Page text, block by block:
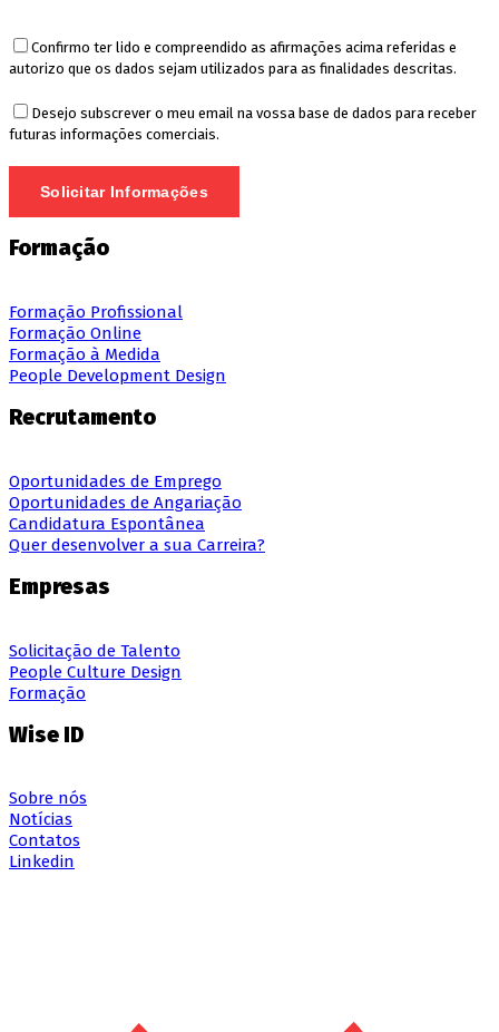
Confirmo ter lido e compreendido as afirmações acima referidas e
autorizo que os dados sejam utilizados para as finalidades descritas.
Desejo subscrever o meu email na vossa base de dados para receber
futuras informações comerciais.
Formação
Formação Profissional
Formação Online
Formação à Medida
People Development Design
Recrutamento
Oportunidades de Emprego
Oportunidades de Angariação
Candidatura Espontânea
Quer desenvolver a sua Carreira?
Empresas
Solicitação de Talento
People Culture Design
Formação
Wise ID
Sobre nós
Notícias
Contatos
Linkedin